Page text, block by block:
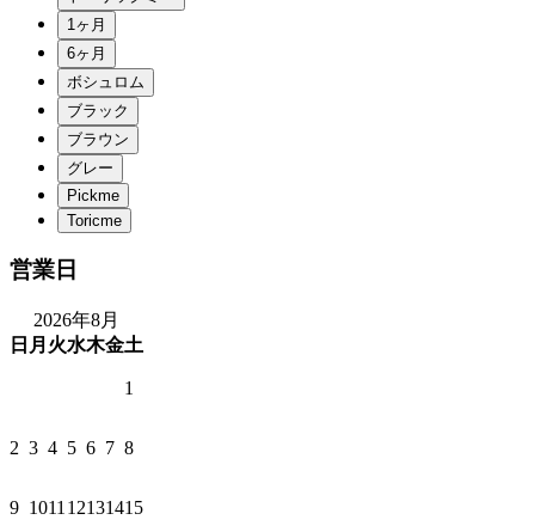
営業日
2026年8月
日 月 火水木金土
1
2 3 4 5 6 7 8
9 1011 12131415